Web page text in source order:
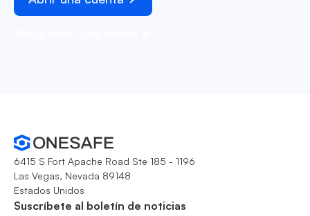
6415 S Fort Apache Road Ste 185 - 1196
Las Vegas, Nevada 89148
Estados Unidos
Suscríbete al boletín de noticias